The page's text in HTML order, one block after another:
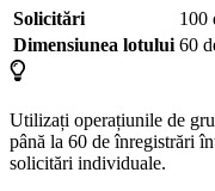
Solicitări
100
Dimensiunea lotului 60
Utilizați operațiunile de
până la 60 de înregistrări
solicitări individuale.